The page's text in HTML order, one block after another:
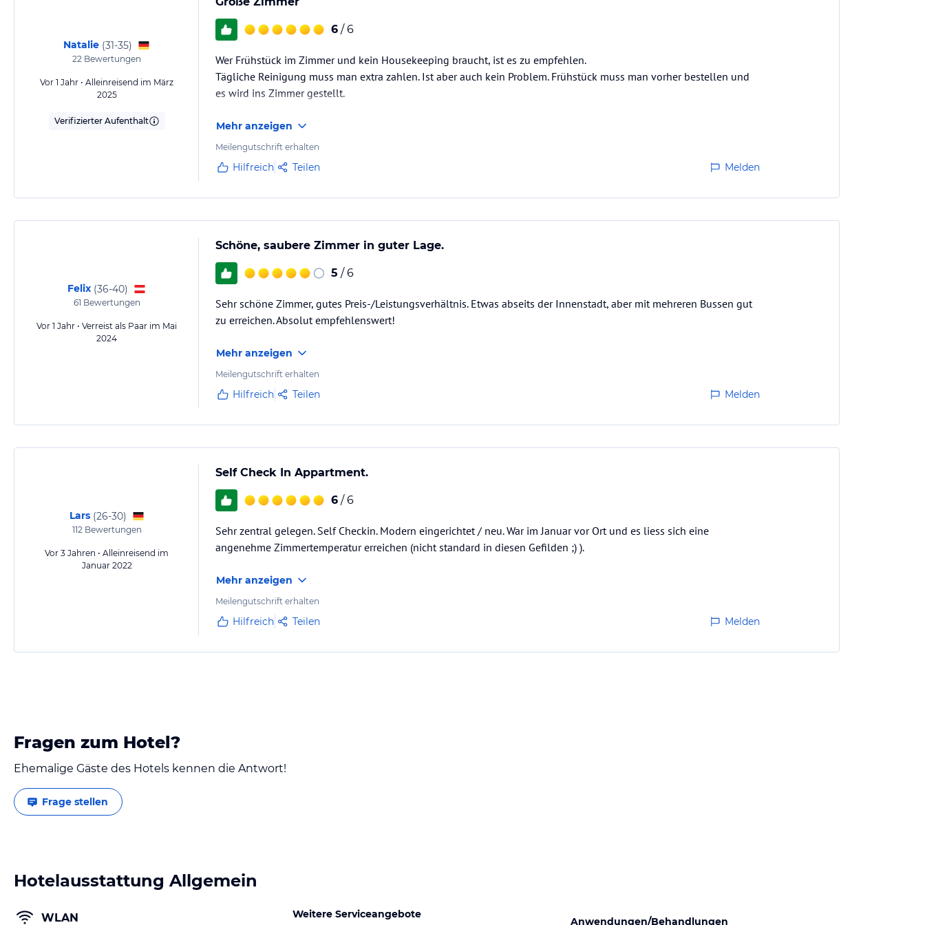
Natalie (31-35)
22 Bewertungen
Vor 1 Jahr • Alleinreisend im März
2025
Verifizierter Aufenthalt
6 / 6
Wer Frühstück im Zimmer und kein Housekeeping braucht, ist es zu empfehlen.
Tägliche Reinigung muss man extra zahlen. Ist aber auch kein Problem. Frühstück muss man vorher bestellen und
es wird ins Zimmer gestellt.
Mehr anzeigen
Meilengutschrift erhalten
Hilfreich Teilen Melden
Felix (36-40)
61 Bewertungen
Vor 1 Jahr • Verreist als Paar im Mai
2024
Schöne, saubere Zimmer in guter Lage.
5 / 6
Sehr schöne Zimmer, gutes Preis-/Leistungsverhältnis. Etwas abseits der Innenstadt, aber mit mehreren Bussen gut
zu erreichen. Absolut empfehlenswert!
Mehr anzeigen
Meilengutschrift erhalten
Hilfreich Teilen Melden
Lars (26-30)
112Bewertungen
Vor 3 Jahren • Alleinreisend im
Januar 2022
Self Check In Appartment.
6 / 6
Sehr zentral gelegen. Self Checkin. Modern eingerichtet / neu. War im Januar vor Ort und es liess sich eine
angenehme Zimmertemperatur erreichen (nicht standard in diesen Gefilden ;) ).
Mehr anzeigen
Meilengutschrift erhalten
Hilfreich Teilen Melden
Fragen zum Hotel?
Ehemalige Gäste des Hotels kennen die Antwort!
Frage stellen
Hotelausstattung Allgemein
WLAN Weitere Serviceangebote
Anwendungen/Behandlungen